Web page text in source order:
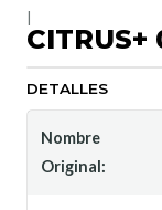
CITRUS+
DETALLES
Nombre
Original: